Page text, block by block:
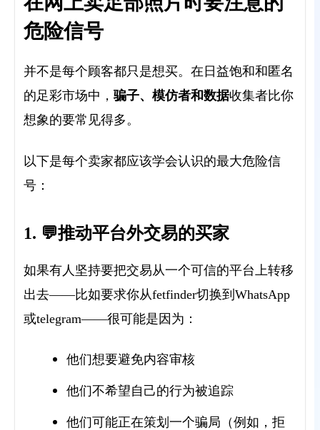
危险信号
并不是每个顾客都只是想买。在日益饱和和匿名
的足彩市场中 ， 骗子、模仿者和数据收集者比你
想象的要常见得多。
以下是每个卖家都应该学会认识的最大危险信
号：
1. 💬推动平台外交易的买家
如果有人坚持要把交易从一个可信的平台上转移
出去——比如要求你从fetfinder切换到WhatsApp
或telegram——很可能是因为：
他们想要避免内容审核
他们不希望自己的行为被追踪
他们可能正在策划一个骗局（例如，拒